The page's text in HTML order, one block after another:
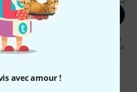
avec amour !
maintenant
vous acceptez de recevoir des
est possible à tout moment. Vous
à ce sujet dans notre
* Requis